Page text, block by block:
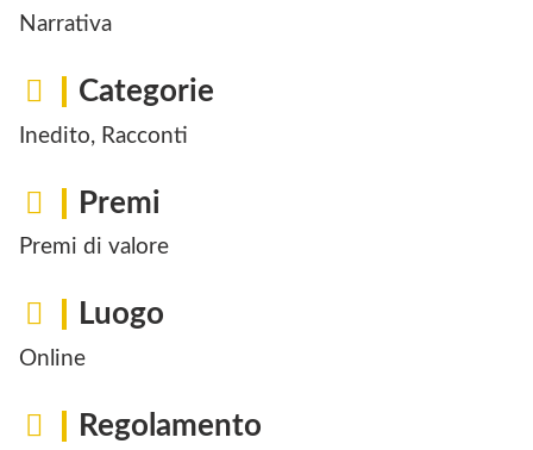
Narrativa
Categorie
Inedito, Racconti
Premi
Premi di valore
Luogo
Online
Regolamento